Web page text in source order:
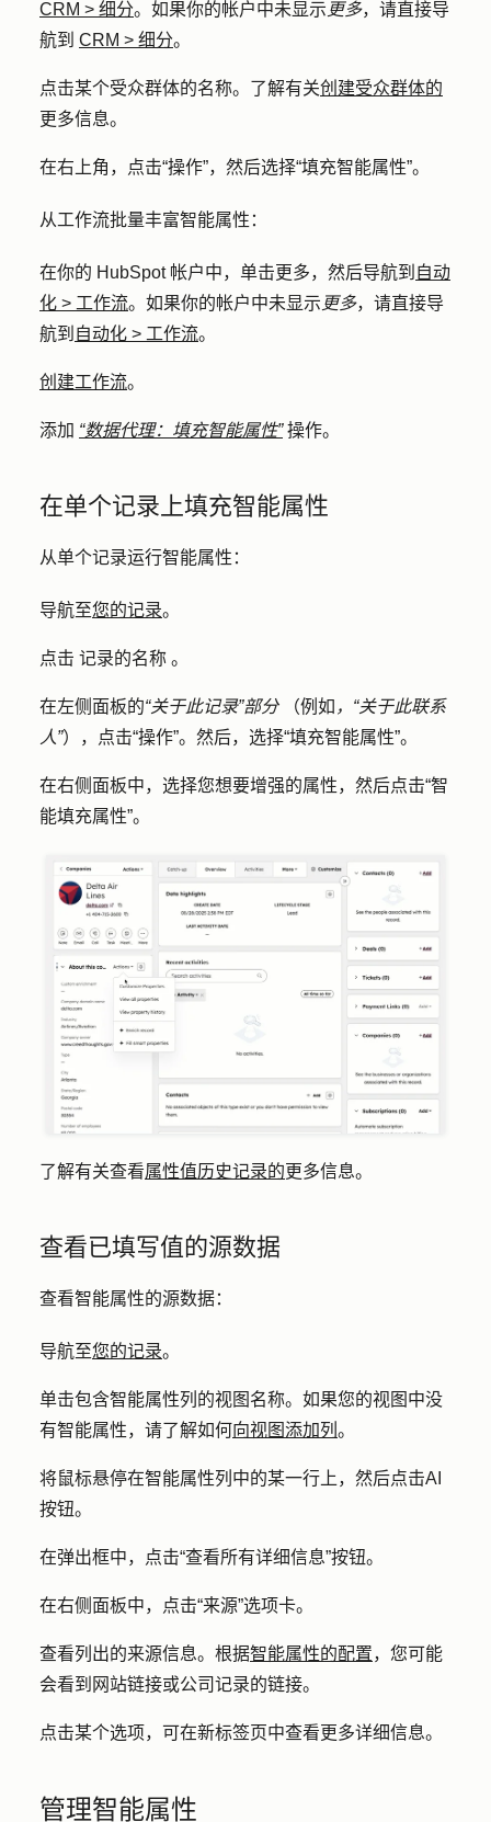
CRM > 细分。如果你的帐户中未显示 更多，请直接导
航到 CRM > 细分。
点击某个受众群体的名称。了解有关创建受众群体的
更多信息。
在右上角，点击“操作”，然后选择“填充智能属性”。
从工作流批量丰富智能属性：
在你的 HubSpot 帐户中，单击更多，然后导航到 自动
化 > 工作流。如果你的帐户中未显示 更多，请直接导
航到 自动化 > 工作流。
创建工作流。
添加 “数据代理：填充智能属性”操作。
在单个记录上填充智能属性
从单个记录运行智能属性：
导航至您的记录。
点击 记录的名称 。
在左侧面板的“关于此记录”部分 （例如 ，“关于此联系
人”），点击“操作”。然后，选择“填充智能属性”。
在右侧面板中，选择您想要增强的属性，然后点击“智
能填充属性”。
了解有关查看属性值历史记录的更多信息。
查看已填写值的源数据
查看智能属性的源数据：
导航至您的记录。
单击包含智能属性列的视图 名称。如果您的视图中没
有智能属性，请了解如何向视图添加列 。
将鼠标悬停在智能属性列中的某一行上，然后点击AI
按钮。
在弹出框中，点击“查看所有详细信息”按钮。
在右侧面板中，点击“来源”选项卡。
查看列出的来源信息。根据智能属性的配置，您可能
会看到网站链接或公司记录的链接。
点击某个选项，可在新标签页中查看更多详细信息。
管理智能属性